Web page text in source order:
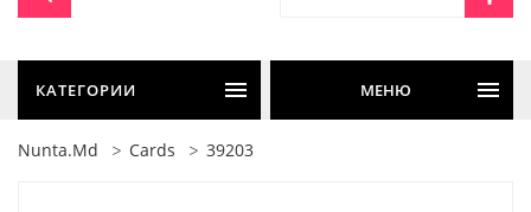
КАТЕГОРИИ МЕНЮ
Nunta.md Cards 39203